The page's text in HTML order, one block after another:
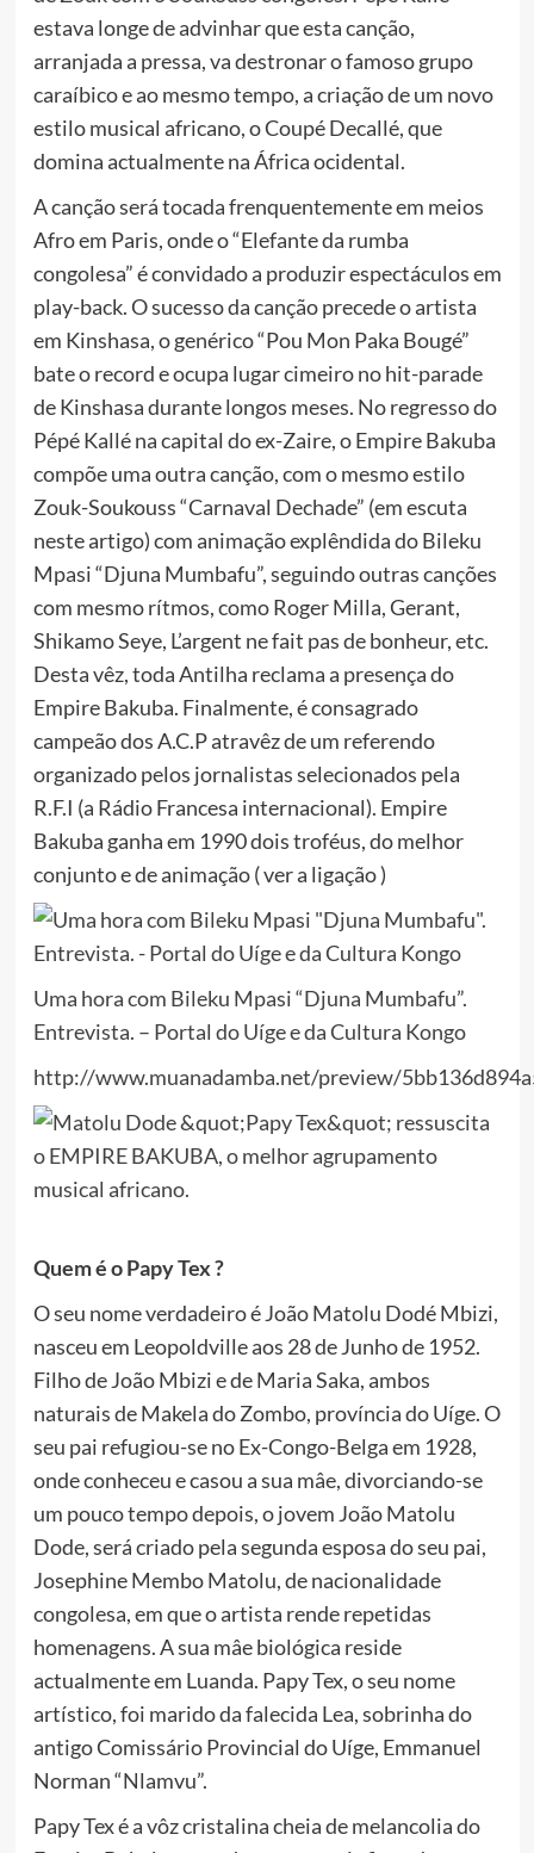
estava longe de advinhar que esta canção,
arranjada a pressa, va destronar o famoso grupo
caraíbico e ao mesmo tempo, a criação de um novo
estilo musical africano, o Coupé Decallé, que
domina actualmente na África ocidental.
A canção será tocada frenquentemente em meios
Afro em Paris, onde o “Elefante da rumba
congolesa” é convidado a produzir espectáculos em
play-back. O sucesso da canção precede o artista
em Kinshasa, o genérico “Pou Mon Paka Bougé”
bate o record e ocupa lugar cimeiro no hit-parade
de Kinshasa durante longos meses. No regresso do
Pépé Kallé na capital do ex-Zaire, o Empire Bakuba
compõe uma outra canção, com o mesmo estilo
Zouk-Soukouss “Carnaval Dechade” (em escuta
neste artigo) com animação explêndida do Bileku
Mpasi “Djuna Mumbafu”, seguindo outras canções
com mesmo rítmos, como Roger Milla, Gerant,
Shikamo Seye, L’argent ne fait pas de bonheur, etc.
Desta vêz, toda Antilha reclama a presença do
Empire Bakuba. Finalmente, é consagrado
campeão dos A.C.P atravêz de um referendo
organizado pelos jornalistas selecionados pela
R.F.I (a Rádio Francesa internacional). Empire
Bakuba ganha em 1990 dois troféus, do melhor
conjunto e de animação ( ver a ligação )
Uma hora com Bileku Mpasi “Djuna Mumbafu”.
Entrevista. – Portal do Uíge e da Cultura Kongo
http://www.muanadamba.net/preview/
Quem é o Papy Tex ?
O seu nome verdadeiro é João Matolu Dodé Mbizi,
nasceu em Leopoldville aos 28 de Junho de 1952.
Filho de João Mbizi e de Maria Saka, ambos
naturais de Makela do Zombo, província do Uíge. O
seu pai refugiou-se no Ex-Congo-Belga em 1928,
onde conheceu e casou a sua mâe, divorciando-se
um pouco tempo depois, o jovem João Matolu
Dode, será criado pela segunda esposa do seu pai,
Josephine Membo Matolu, de nacionalidade
congolesa, em que o artista rende repetidas
homenagens. A sua mâe biológica reside
actualmente em Luanda. Papy Tex, o seu nome
artístico, foi marido da falecida Lea, sobrinha do
antigo Comissário Provincial do Uíge, Emmanuel
Norman “Nlamvu”.
Papy Tex é a vôz cristalina cheia de melancolia do